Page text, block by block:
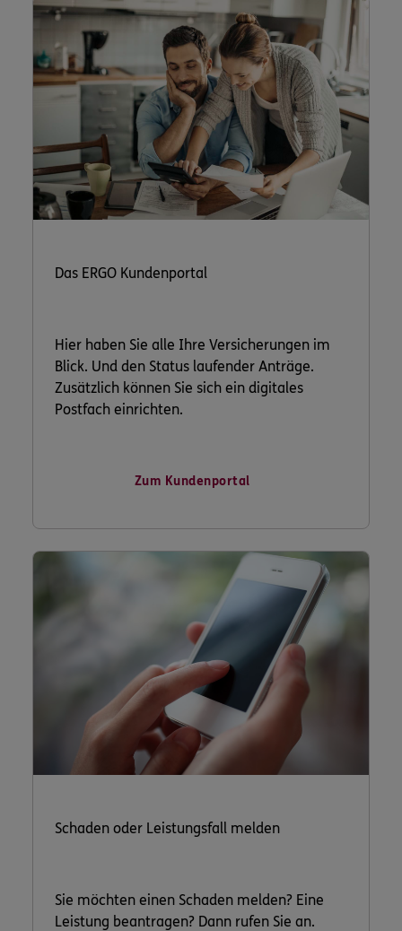
Das ERGO Kundenportal
Hier haben Sie alle Ihre Versicherungen im
Blick. Und den Status laufender Anträge.
Zusätzlich können Sie sich ein digitales
Postfach einrichten.
Zum Kundenportal
Schaden oder Leistungsfall melden
Sie möchten einen Schaden melden? Eine
Leistung beantragen? Dann rufen Sie an.